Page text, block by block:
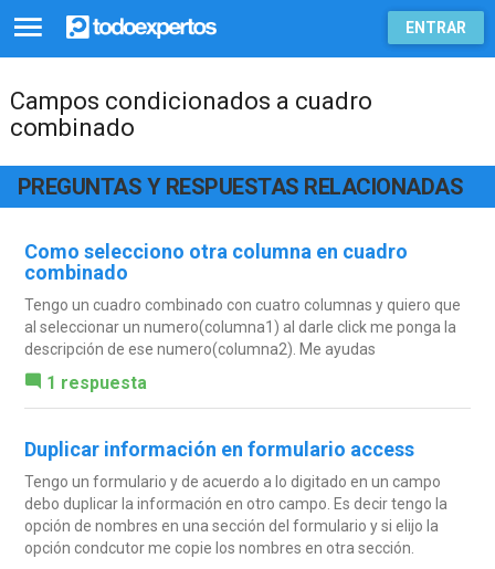
ENTRAR
Campos condicionados a cuadro
combinado
PREGUNTAS Y RESPUESTAS RELACIONADAS
Como selecciono otra columna en cuadro
combinado
Tengo un cuadro combinado con cuatro columnas y quiero que
al seleccionar un numero(columna1) al darle click me ponga la
descripción de ese numero(columna2). Me ayudas
1 respuesta
Duplicar información en formulario access
Tengo un formulario y de acuerdo a lo digitado en un campo
debo duplicar la información en otro campo. Es decir tengo la
opción de nombres en una sección del formulario y si elijo la
opción condcutor me copie los nombres en otra sección.